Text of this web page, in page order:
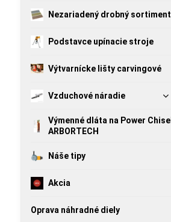
Nezariadený drobný sortiment
Podstavce upínacie stroje
Výtvarnícke lišty carvingové
Vzduchové náradie
Výmenné dláta na Power Chisel
ARBORTECH
Náše tipy
Akcia
Oprava náhradné diely